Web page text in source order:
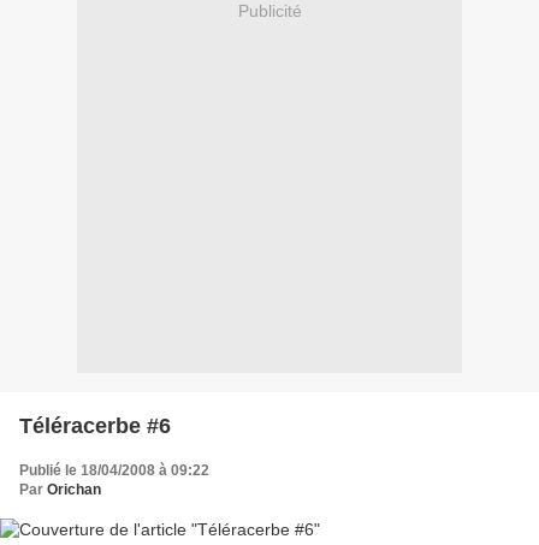
Publicité
Téléracerbe #6
Publié le 18/04/2008 à 09:22
Par Orichan